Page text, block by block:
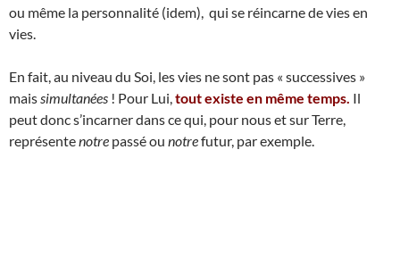
ou même la personnalité (idem), qui se réincarne de vies en
vies.
En fait, au niveau du Soi, les vies ne sont pas « successives »
mais simultanées ! Pour Lui, tout existe en même temps. Il
peut donc s’incarner dans ce qui, pour nous et sur Terre,
représentenotre passé ou notrefutur, par exemple.